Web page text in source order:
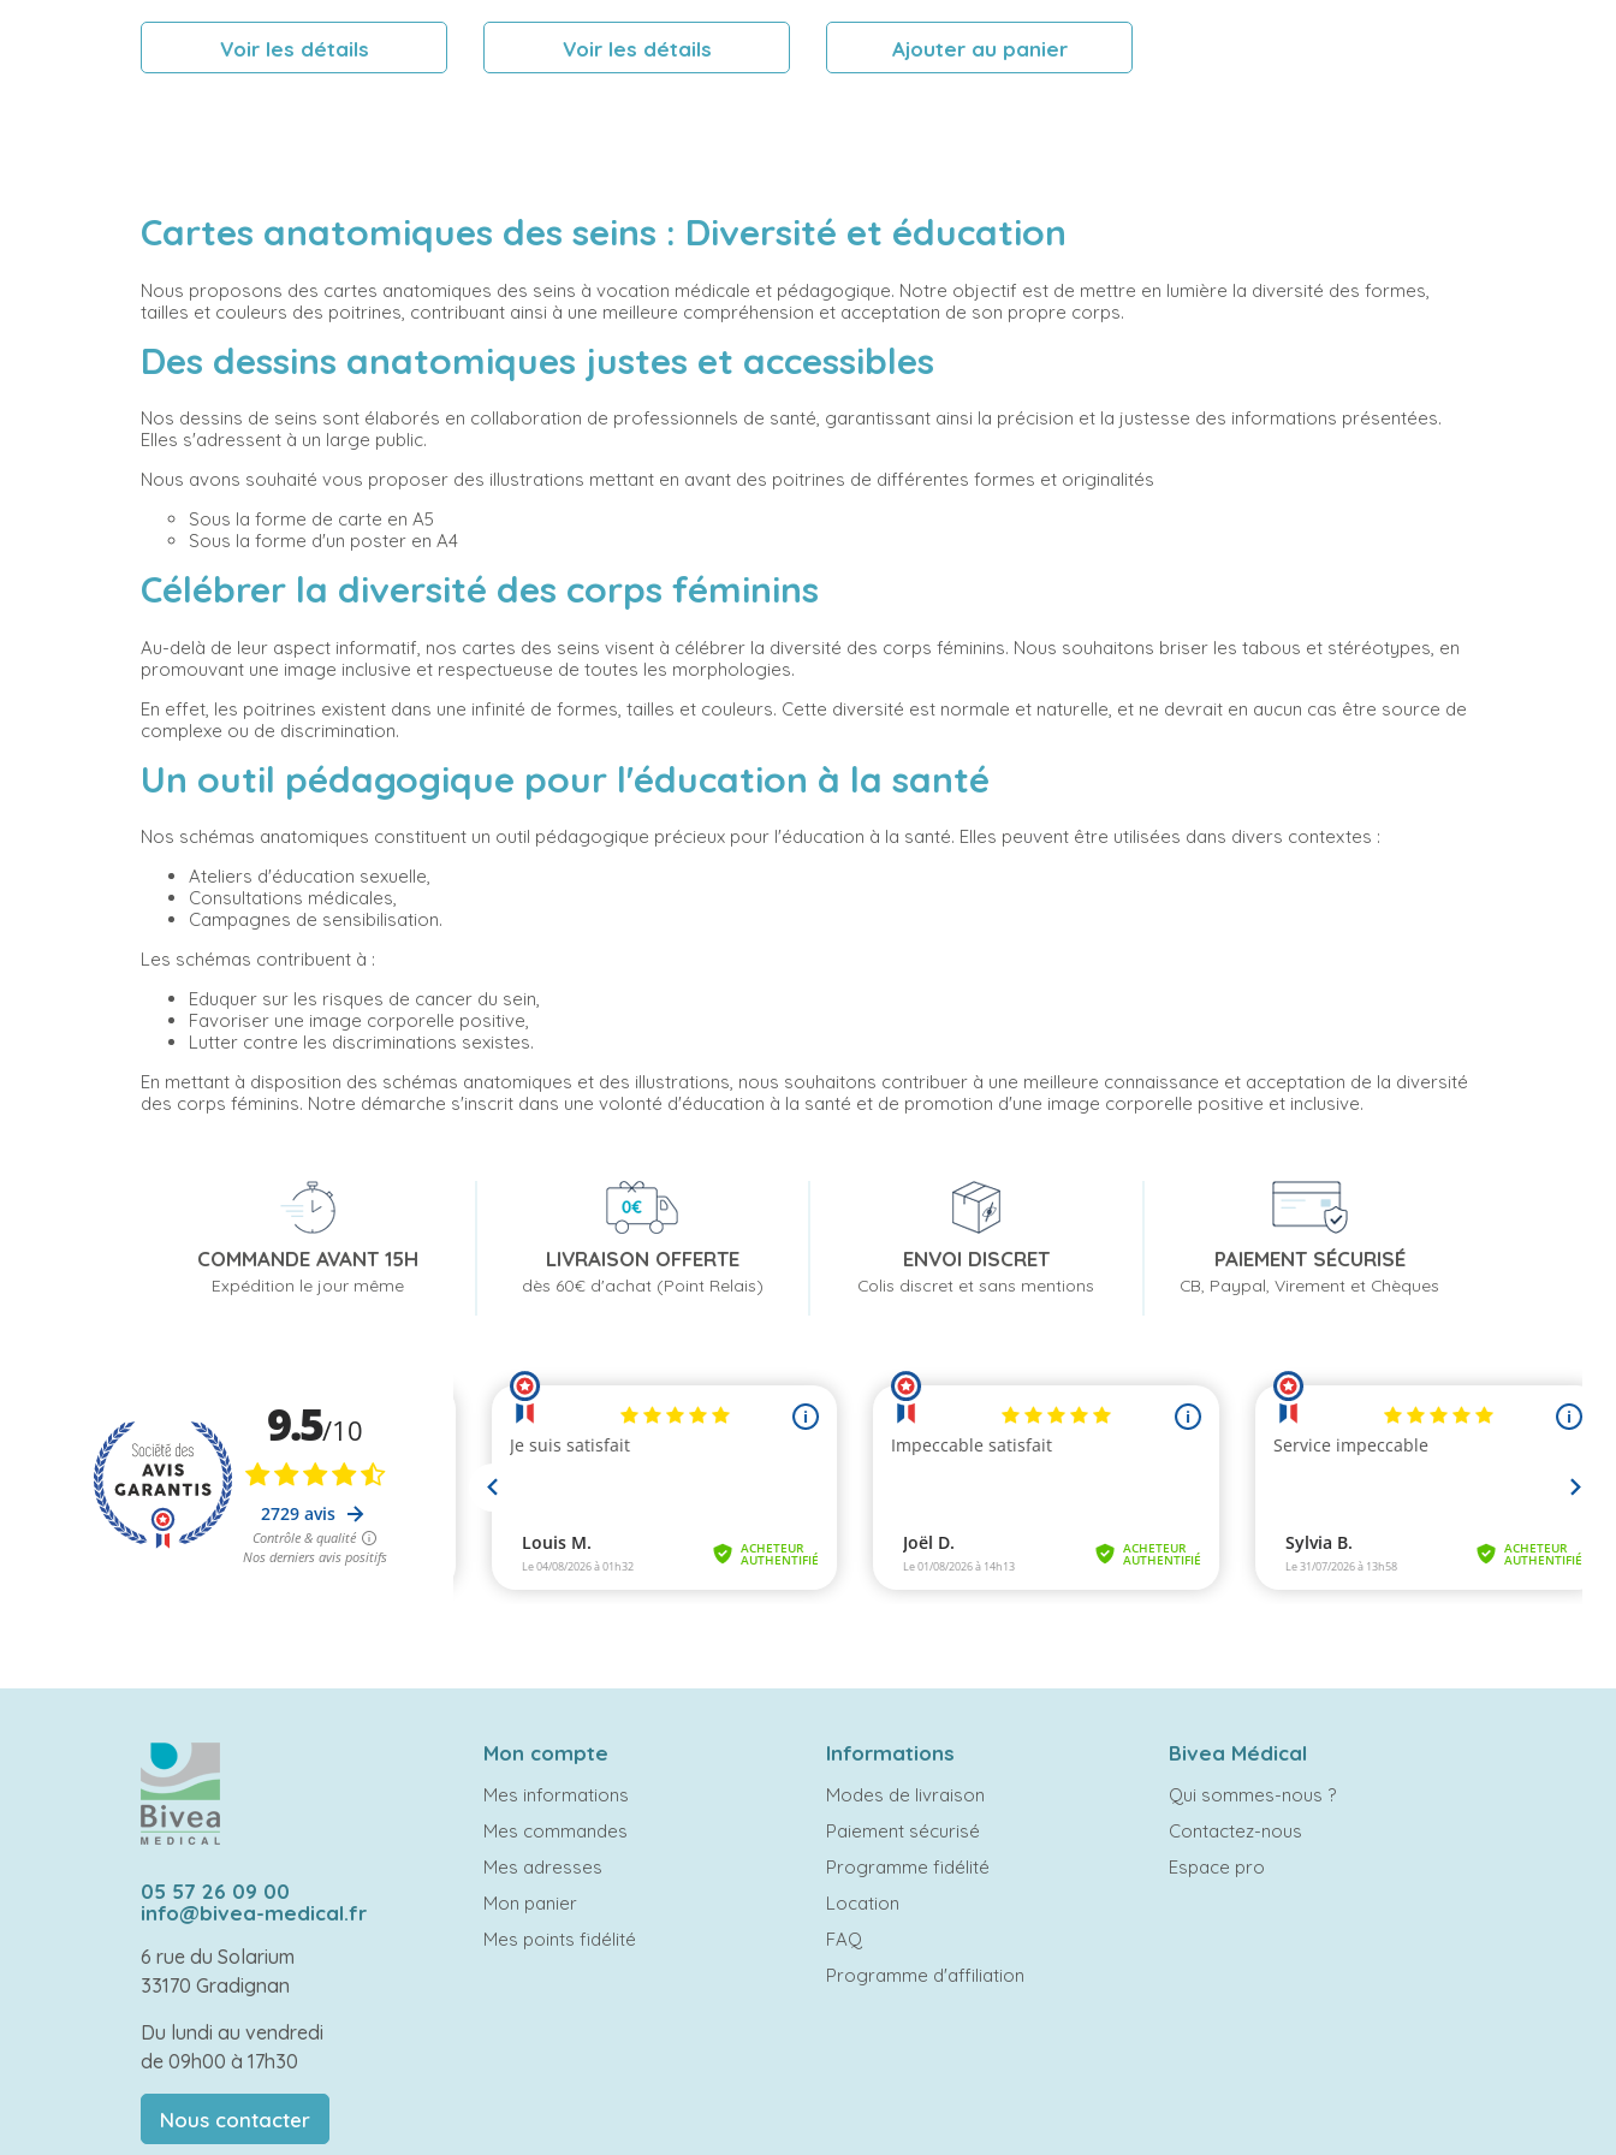
Voir les détails Voir les détails Ajouter au panier
Cartes anatomiques des seins : Diversité et éducation
Nous proposons des cartes anatomiques des seins à vocation médicale et pédagogique. Notre objectif est de mettre en lumière la diversité des formes,
tailles et couleurs des poitrines, contribuant ainsi à une meilleure compréhension et acceptation de son propre corps.
Des dessins anatomiques justes et accessibles
Nos dessins de seins sont élaborés en collaboration de professionnels de santé, garantissant ainsi la précision et la justesse des informations présentées.
Elles s'adressent à un large public.
Nous avons souhaité vous proposer des illustrations mettant en avant des poitrines de différentes formes et originalités
Sous la forme de carte en A5
Sous la forme d'un poster en A4
Célébrer la diversité des corps féminins
Au-delà de leur aspect informatif, nos cartes des seins visent à célébrer la diversité des corps féminins. Nous souhaitons briser les tabous et stéréotypes, en
promouvant une image inclusive et respectueuse de toutes les morphologies.
En effet, les poitrines existent dans une infinité de formes, tailles et couleurs. Cette diversité est normale et naturelle, et ne devrait en aucun cas être source de
complexe ou de discrimination.
Un outil pédagogique pour l'éducation à la santé
Nos schémas anatomiques constituent un outil pédagogique précieux pour l'éducation à la santé. Elles peuvent être utilisées dans divers contextes :
Ateliers d'éducation sexuelle,
Consultations médicales,
Campagnes de sensibilisation.
Les schémas contribuent à :
Eduquer sur les risques de cancer du sein,
Favoriser une image corporelle positive,
Lutter contre les discriminations sexistes.
En mettant à disposition des schémas anatomiques et des illustrations, nous souhaitons contribuer à une meilleure connaissance et acceptation de la diversité
des corps féminins. Notre démarche s'inscrit dans une volonté d'éducation à la santé et de promotion d'une image corporelle positive et inclusive.
COMMANDE AVANT 15H
Expédition le jour même
LIVRAISON OFFERTE
dès 60€ d'achat (Point Relais)
ENVOI DISCRET
Colis discret et sans mentions
PAIEMENT SÉCURISÉ
CB, Paypal, Virement et Chèques
05 57 26 09 00
info@bivea-medical.fr
6 rue du Solarium
33170 Gradignan
Du lundi au vendredi
de 09h00 à 17h30
Nous contacter
Mon compte
Mes informations
Mes commandes
Mes adresses
Mon panier
Mes points fidélité
Informations
Modes de livraison
Paiement sécurisé
Programme fidélité
Location
FAQ
Programme d'affiliation
Bivea Médical
Qui sommes-nous ?
Contactez-nous
Espace pro